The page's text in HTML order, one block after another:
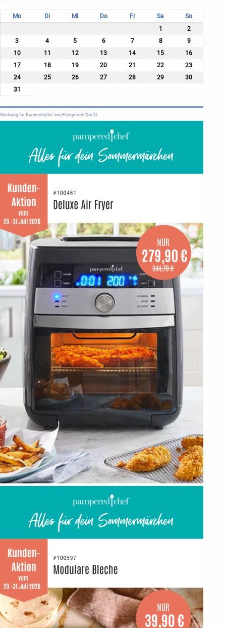
Mo Di Mi Do Fr Sa
So
1
2
3
4 5 6 7 8
9
10
11 12 13 14 15
16
17
18 19 20 21 22
23
24
25 26 27 28 29
30
31
Werbung für Küchenhelfer von Pampered Chef®